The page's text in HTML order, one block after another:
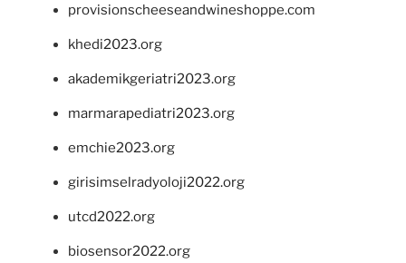
provisionscheeseandwineshoppe.com
khedi2023.org
akademikgeriatri2023.org
marmarapediatri2023.org
emchie2023.org
girisimselradyoloji2022.org
utcd2022.org
biosensor2022.org